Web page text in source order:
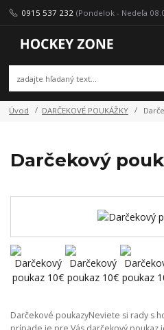
0915 537 232 (Pondelok - Nedeľa
Úvod DARČEKOVÉ POUKÁŽKY
Darčekový
Darčekové poukazyNeviete si rady s